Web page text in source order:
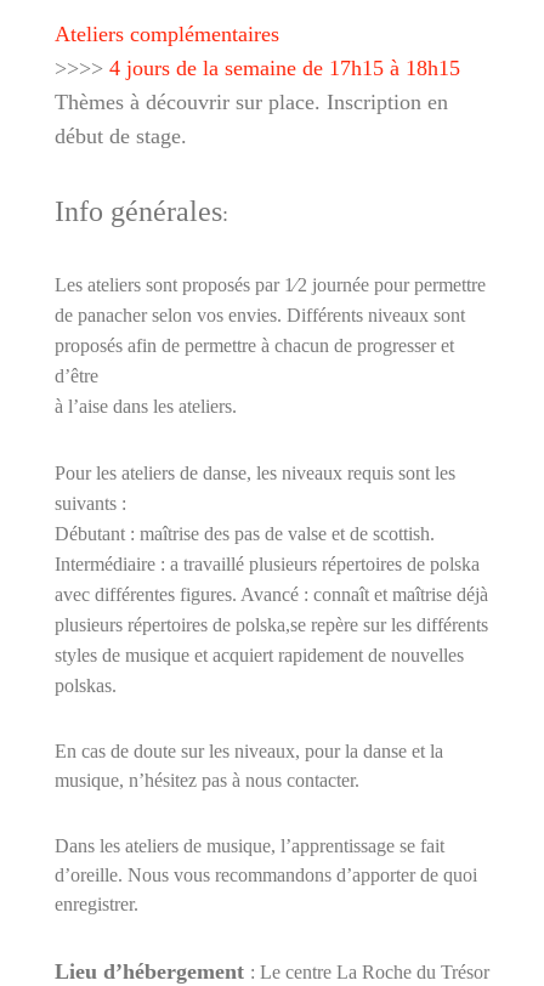
Ateliers complémentaires
>>>> 4 jours de la semaine de 17h15 à 18h15
Thèmes à découvrir sur place. Inscription en
début de stage.
Info générales:
Les ateliers sont proposés par 1⁄2 journée pour permettre
de panacher selon vos envies. Différents niveaux sont
proposés afin de permettre à chacun de progresser et
d’être
à l’aise dans les ateliers.
Pour les ateliers de danse, les niveaux requis sont les
suivants :
Débutant : maîtrise des pas de valse et de scottish.
Intermédiaire : a travaillé plusieurs répertoires de polska
avec différentes figures. Avancé : connaît et maîtrise déjà
plusieurs répertoires de polska,se repère sur les différents
styles de musique et acquiert rapidement de nouvelles
polskas.
En cas de doute sur les niveaux, pour la danse et la
musique, n’hésitez pas à nous contacter.
Dans les ateliers de musique, l’apprentissage se fait
d’oreille. Nous vous recommandons d’apporter de quoi
enregistrer.
Lieu d’hébergement : Le centre La Roche du Trésor